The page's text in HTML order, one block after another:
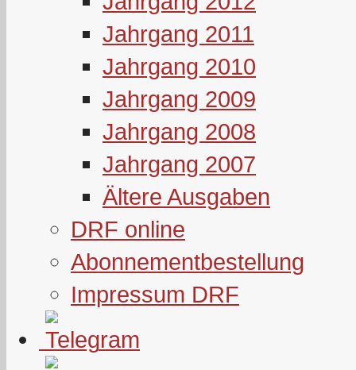
Jahrgang 2011
Jahrgang 2010
Jahrgang 2009
Jahrgang 2008
Jahrgang 2007
Ältere Ausgaben
DRF online
Abonnementbestellung
Impressum DRF